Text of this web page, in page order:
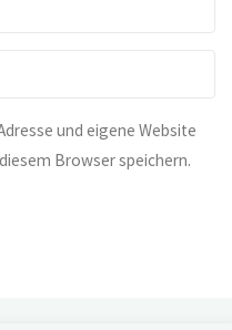
und eigene Website
Browser speichern.